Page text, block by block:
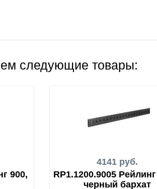
следующие товары:
900,
4141 руб.
RP1.1200.9005
черный бархат